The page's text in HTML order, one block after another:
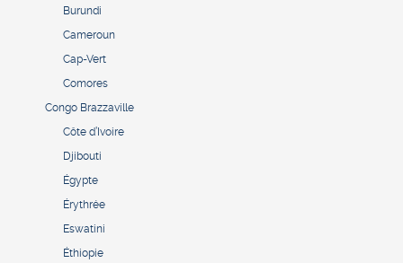
Burundi
Cameroun
Cap-Vert
Comores
Congo Brazzaville
Côte d’Ivoire
Djibouti
Égypte
Érythrée
Eswatini
Éthiopie